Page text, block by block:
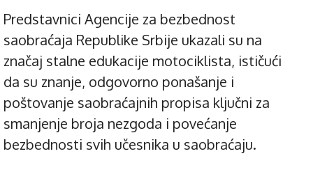
Predstavnici Agencije za bezbednost
saobraćaja Republike Srbije ukazali su na
značaj stalne edukacije motociklista, ističući
da su znanje, odgovorno ponašanje i
poštovanje saobraćajnih propisa ključni za
smanjenje broja nezgoda i povećanje
bezbednosti svih učesnika u saobraćaju.